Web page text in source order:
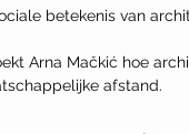
betekenis van
Arna Mačkić hoe
afstand.